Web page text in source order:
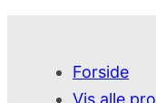
Forside